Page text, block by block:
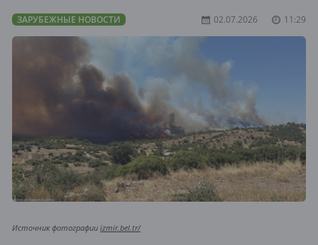
ЗАРУБЕЖНЫЕ НОВОСТИ 02.07.2026 11:29
Источник фотографии izmir.bel.tr/